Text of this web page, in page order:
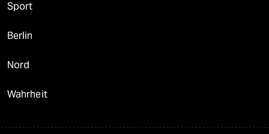
Sport
Berlin
Nord
Wahrheit